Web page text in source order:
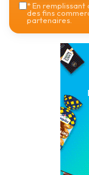
*En remplissant
des fins
partenaires.